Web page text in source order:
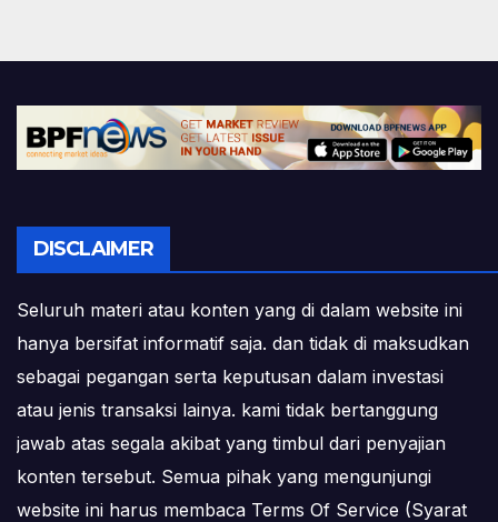
DISCLAIMER
Seluruh materi atau konten yang di dalam website ini
hanya bersifat informatif saja. dan tidak di maksudkan
sebagai pegangan serta keputusan dalam investasi
atau jenis transaksi lainya. kami tidak bertanggung
jawab atas segala akibat yang timbul dari penyajian
konten tersebut. Semua pihak yang mengunjungi
website ini harus membaca Terms Of Service (Syarat